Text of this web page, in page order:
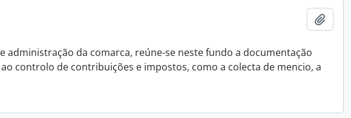
administração da comarca, reúne-se neste fundo a documentação
controlo de contribuições e impostos, como a colecta de mencio, a